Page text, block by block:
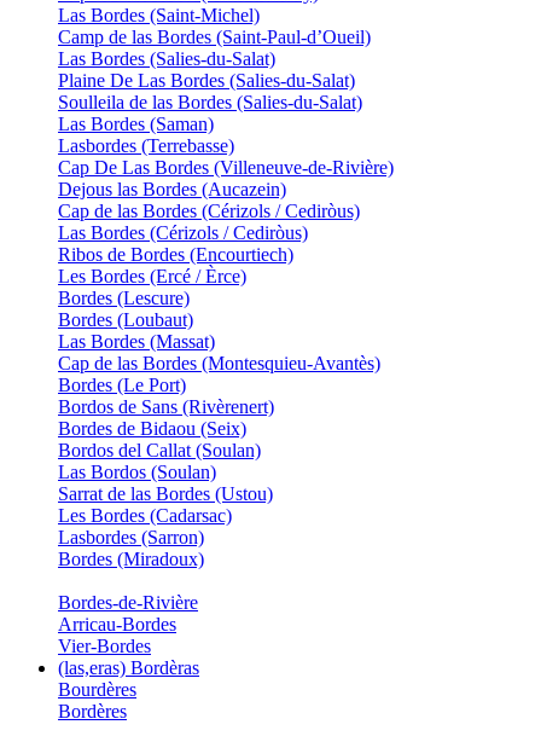
Las Bordes (Saint-Michel)
Camp de las Bordes (Saint-Paul-d’Oueil)
Las Bordes (Salies-du-Salat)
Plaine De Las Bordes (Salies-du-Salat)
Soulleila de las Bordes (Salies-du-Salat)
Las Bordes (Saman)
Lasbordes (Terrebasse)
Cap De Las Bordes (Villeneuve-de-Rivière)
Dejous las Bordes (Aucazein)
Cap de las Bordes (Cérizols / Cediròus)
Las Bordes (Cérizols / Cediròus)
Ribos de Bordes (Encourtiech)
Les Bordes (Ercé / Èrce)
Bordes (Lescure)
Bordes (Loubaut)
Las Bordes (Massat)
Cap de las Bordes (Montesquieu-Avantès)
Bordes (Le Port)
Bordos de Sans (Rivèrenert)
Bordes de Bidaou (Seix)
Bordos del Callat (Soulan)
Las Bordos (Soulan)
Sarrat de las Bordes (Ustou)
Les Bordes (Cadarsac)
Lasbordes (Sarron)
Bordes (Miradoux)
Bordes-de-Rivière
Arricau-Bordes
Vier-Bordes
(las,eras) Bordèras
Bourdères
Bordères